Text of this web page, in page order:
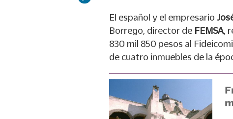
El español y el empresario
Borrego, director de FEMSA,
830 mil 850 pesos al
de cuatro inmuebles de la